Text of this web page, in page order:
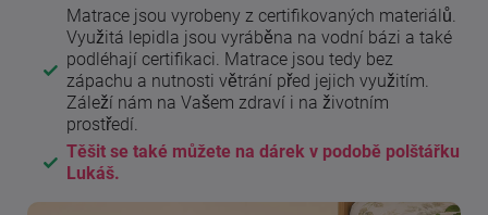
Matrace jsou vyrobeny z certifikovaných materiálů.
Využitá lepidla jsou vyráběna na vodní bázi a také
podléhají certifikaci. Matrace jsou tedy bez
zápachu a nutnosti větrání před jejich využitím.
Záleží nám na Vašem zdraví i na životním
prostředí.
Těšit se také můžete na dárek v podobě polštářku
Lukáš.